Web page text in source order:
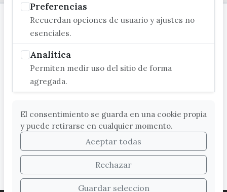
Preferencias
Recuerdan opciones de usuario y ajustes no
esenciales.
Analitica
Permiten medir uso del sitio de forma
agregada.
El consentimiento se guarda en una cookie propia
y puede retirarse en cualquier momento.
Aceptar todas
Rechazar
Guardar seleccion